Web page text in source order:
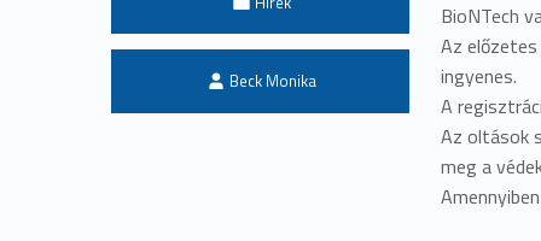
BioNTech
Az
ingyenes.
A
Az oltások
meg a
Written by:
Beck Monika